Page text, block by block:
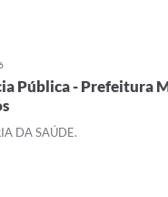
Pública - Prefeitura
DA SAÚDE.